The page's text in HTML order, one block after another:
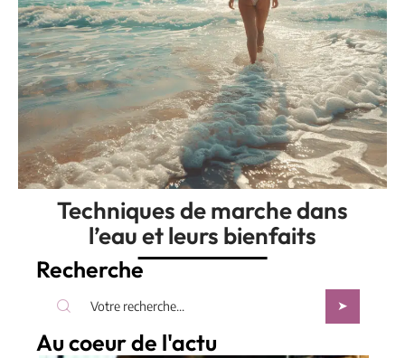
Techniques de marche dans
l’eau et leurs bienfaits
Recherche
Au coeur de l'actu